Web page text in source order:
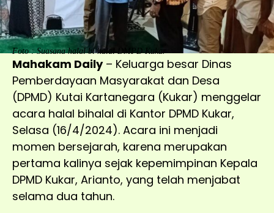
Foto : Suasana halal bi halal DMPD Kukar
Mahakam Daily– Keluarga besar Dinas
Pemberdayaan Masyarakat dan Desa
(DPMD) Kutai Kartanegara (Kukar) menggelar
acara halal bihalal di Kantor DPMD Kukar,
Selasa (16/4/2024). Acara ini menjadi
momen bersejarah, karena merupakan
pertama kalinya sejak kepemimpinan Kepala
DPMD Kukar, Arianto, yang telah menjabat
selama dua tahun.